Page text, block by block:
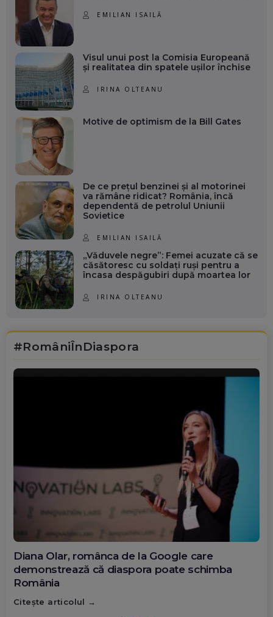
EMILIAN ISAILĂ
Visul unui post la Comisia Europeană
și realitatea din spatele ușilor închise
IRINA OLTEANU
Motive de optimism de la Bill Gates
De ce prețul benzinei și al motorinei
va rămâne ridicat? România, încă
dependentă de petrolul Uniunii
Sovietice
EMILIAN ISAILĂ
„Văduvele negre”: Femei acuzate că se
căsătoresc cu soldați ruși pentru a
încasa despăgubiri după moartea lor
IRINA OLTEANU
#RomâniÎnDiaspora
Diana Olar, românca de la Google care
demonstrează că diaspora poate schimba
România
Citește articolul